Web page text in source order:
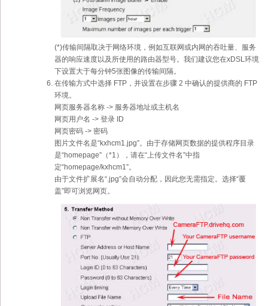
(*)传输间隔取决于网络环境，例如互联网或内网的吞吐量、服务
器的响应速度以及所使用的路由器型号。我们建议您在xDSL环境
下设置大于每分钟5张图像的传输间隔。
在传输方式中选择 FTP，并设置在步骤 2 中确认的提供商的 FTP
环境。
网页服务器名称 -> 服务器地址或主机名
网页用户名 -> 登录 ID
网页密码 -> 密码
图片文件名是“kxhcm1.jpg”。由于存储网页数据的提供程序目录
是“homepage”（*1），请在“上传文件名”中指
定“homepage/kxhcm1”。
由于文件扩展名“.jpg”会自动分配，因此您无需指定。选择“覆
盖”即可浏览网页。